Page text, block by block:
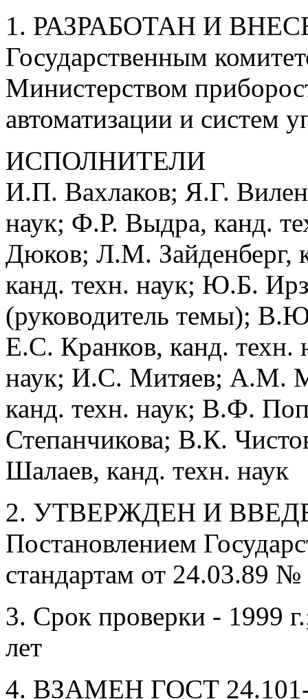
1. РАЗРАБОТАН И
Государственным
Министерством
автоматизации и систем
ИСПОЛНИТЕЛИ
И.П. Вахлаков; Я.Г.
наук; Ф.Р. Выдра, канд.
Дюков; Л.М. Зайденберг,
канд. техн. наук; Ю.Б.
(руководитель темы);
Е.С. Кранков, канд.
наук; И.С. Митяев; А.М.
канд. техн. наук; В.Ф.
Степанчикова; В.К.
Шалаев, канд. техн. наук
2. УТВЕРЖДЕН И
Постановлением
стандартам от 24.03.89 №
3. Срок проверки - 1999
лет
4. ВЗАМЕН ГОСТ